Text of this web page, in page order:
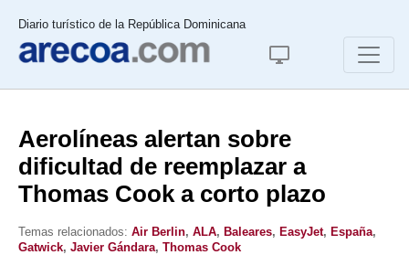
Diario turístico de la República Dominicana
Aerolíneas alertan sobre
dificultad de reemplazar a
Thomas Cook a corto plazo
Temas relacionados: Air Berlin, ALA, Baleares, EasyJet, España,
Gatwick, Javier Gándara, Thomas Cook